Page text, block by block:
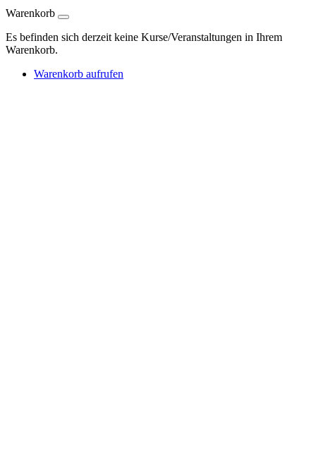
Warenkorb
Es befinden sich derzeit keine Kurse/Veranstaltungen in Ihrem
Warenkorb.
Warenkorb aufrufen